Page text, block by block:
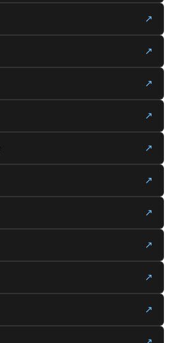
↗
↗
↗
↗
↗
↗
↗
↗
↗
↗